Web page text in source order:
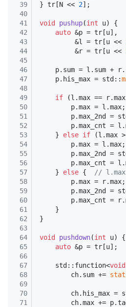
39
40
41
42
43
44
45
46
47
48
49
50
51
52
53
54
55
56
57
58
59
60
61
62
63
64
65
66
67
68
69
70
71
} tr[N << 2];
void pushup(int u)
{
auto &p = tr[u],
         &l = tr[u <<
         &r = tr[u <<
p.sum = l.sum +
    p.his_max = std::
if (l.max ==
        p.max = l.max;
p.max_2nd =
p.max_cnt =
    }
else if (l.max
        p.max = l.max;
p.max_2nd =
p.max_cnt =
    }
else {
// l.max
        p.max = r.max;
p.max_2nd =
p.max_cnt =
    }
}
void pushdown(int u)
{
auto &p = tr[u];
    std::function<
void
        ch.sum +=
ch.his_max =
ch.max +=